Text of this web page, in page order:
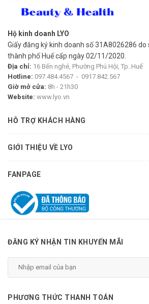
CÔNG DỤNG:
- Giảm tình trạng thô ráp, thu nhỏ kích
giảm nếp nhăn
- Giữ ẩm giúp da sáng và căng mọng
- Da đang kích ứng, herpes, eczema...
HƯỚNG DẪN SỬ DỤNG:
- Rửa mặt sạch trước khi sử dụng, lấy
Hộ kinh doanh LYO
Giấy đăng ký kinh doanh số 31A8026286
thành phố Huế cấp ngày 02/11/2020.
Địa chỉ: 16 Bến nghé, Phường Phú Hội, Tp. Huế
Hotline: 097.484.4567 - 0917.842.567
Giờ mở cửa: 8h - 21h30
Website: www.lyo.vn
HỖ TRỢ KHÁCH HÀNG
GIỚI THIỆU VỀ LYO
FANPAGE
ĐĂNG KÝ NHẬN TIN KHUYẾN MÃI
PHƯƠNG THỨC THANH TOÁN